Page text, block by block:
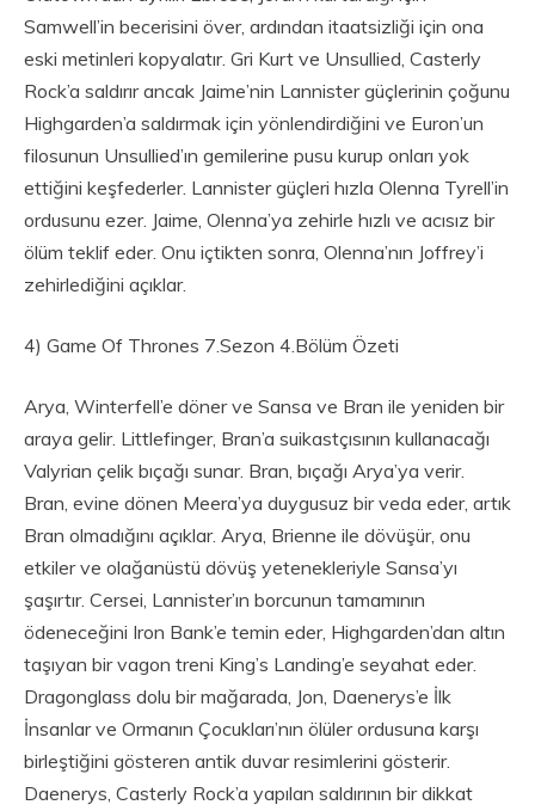
Samwell’in becerisini över, ardından itaatsizliği için ona
eski metinleri kopyalatır. Gri Kurt ve Unsullied, Casterly
Rock’a saldırır ancak Jaime’nin Lannister güçlerinin çoğunu
Highgarden’a saldırmak için yönlendirdiğini ve Euron’un
filosunun Unsullied’ın gemilerine pusu kurup onları yok
ettiğini keşfederler. Lannister güçleri hızla Olenna Tyrell’in
ordusunu ezer. Jaime, Olenna’ya zehirle hızlı ve acısız bir
ölüm teklif eder. Onu içtikten sonra, Olenna’nın Joffrey’i
zehirlediğini açıklar.
4) Game Of Thrones 7.Sezon 4.Bölüm Özeti
Arya, Winterfell’e döner ve Sansa ve Bran ile yeniden bir
araya gelir. Littlefinger, Bran’a suikastçısının kullanacağı
Valyrian çelik bıçağı sunar. Bran, bıçağı Arya’ya verir.
Bran, evine dönen Meera’ya duygusuz bir veda eder, artık
Bran olmadığını açıklar. Arya, Brienne ile dövüşür, onu
etkiler ve olağanüstü dövüş yetenekleriyle Sansa’yı
şaşırtır. Cersei, Lannister’ın borcunun tamamının
ödeneceğini Iron Bank’e temin eder, Highgarden’dan altın
taşıyan bir vagon treni King’s Landing’e seyahat eder.
Dragonglass dolu bir mağarada, Jon, Daenerys’e İlk
İnsanlar ve Ormanın Çocukları’nın ölüler ordusuna karşı
birleştiğini gösteren antik duvar resimlerini gösterir.
Daenerys, Casterly Rock’a yapılan saldırının bir dikkat